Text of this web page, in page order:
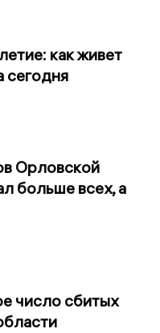
как живет
сегодня
Орловской
больше всех, а
число сбитых